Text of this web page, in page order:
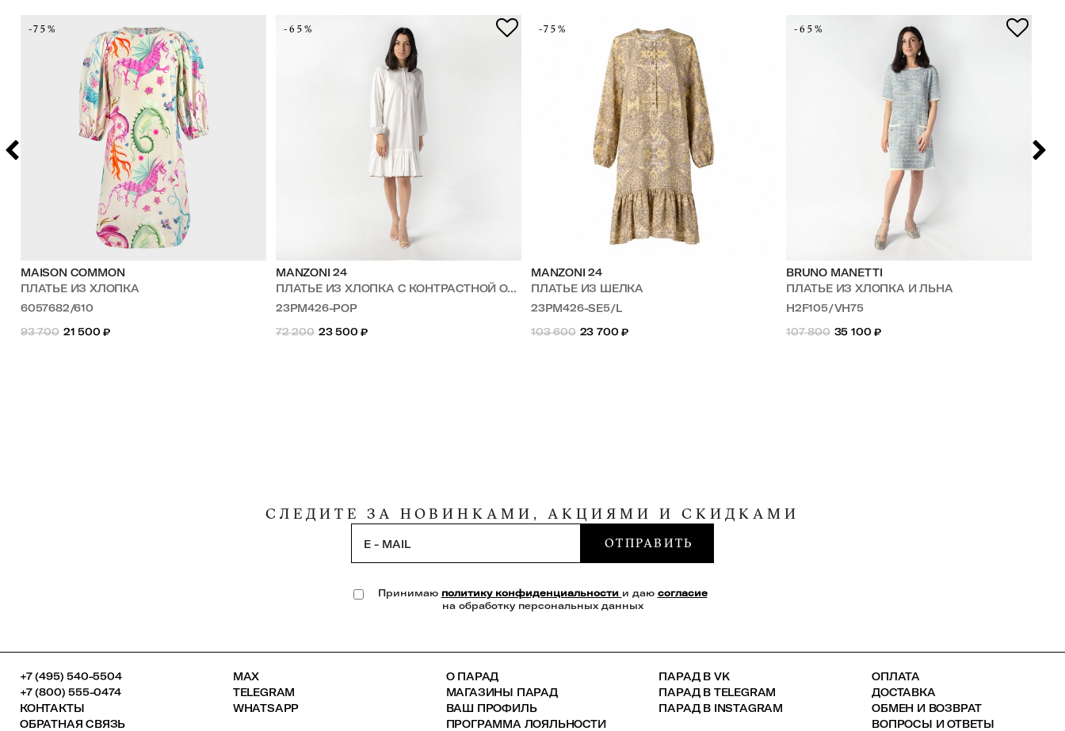
-75%
MAISON COMMON
ПЛАТЬЕ ИЗ ХЛОПКА
6057682/610
93 700
21 500 ₽
-65%
MANZONI 24
ПЛАТЬЕ ИЗ ХЛОПКА С КОНТРАСТНОЙ ОТДЕЛКОЙ
23PM426-POP
72 200
23 500 ₽
-75%
MANZONI 24
ПЛАТЬЕ ИЗ ШЕЛКА
23PM426-SE5/L
103 600
23 700 ₽
-65%
BRUNO MANETTI
ПЛАТЬЕ ИЗ ХЛОПКА И ЛЬНА
H2F105/VH75
107 800
35 100 ₽
СЛЕДИТЕ ЗА НОВИНКАМИ, АКЦИЯМИ И СКИДКАМИ
E - MAIL ОТПРАВИТЬ
Принимаю политику конфиденциальности и даю согласие
на обработку персональных данных
+7 (495) 540-5504
+7 (800) 555-0474
КОНТАКТЫ
ОБРАТНАЯ СВЯЗЬ
MAX
TELEGRAM
WHATSAPP
О ПАРАД
МАГАЗИНЫ ПАРАД
ВАШ ПРОФИЛЬ
ПРОГРАММА ЛОЯЛЬНОСТИ
ПАРАД В VK
ПАРАД В TELEGRAM
ПАРАД В INSTAGRAM
ОПЛАТА
ДОСТАВКА
ОБМЕН И ВОЗВРАТ
ВОПРОСЫ И ОТВЕТЫ